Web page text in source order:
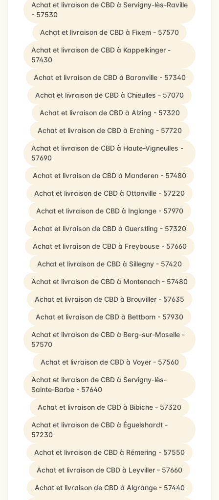
Achat et livraison de CBD à Servigny-lès-Raville
- 57530
Achat et livraison de CBD à Fixem - 57570
Achat et livraison de CBD à Kappelkinger -
57430
Achat et livraison de CBD à Baronville - 57340
Achat et livraison de CBD à Chieulles - 57070
Achat et livraison de CBD à Alzing - 57320
Achat et livraison de CBD à Erching - 57720
Achat et livraison de CBD à Haute-Vigneulles -
57690
Achat et livraison de CBD à Manderen - 57480
Achat et livraison de CBD à Ottonville - 57220
Achat et livraison de CBD à Inglange - 57970
Achat et livraison de CBD à Guerstling - 57320
Achat et livraison de CBD à Freybouse - 57660
Achat et livraison de CBD à Sillegny - 57420
Achat et livraison de CBD à Montenach - 57480
Achat et livraison de CBD à Brouviller - 57635
Achat et livraison de CBD à Bettborn - 57930
Achat et livraison de CBD à Berg-sur-Moselle -
57570
Achat et livraison de CBD à Voyer - 57560
Achat et livraison de CBD à Servigny-lès-
Sainte-Barbe - 57640
Achat et livraison de CBD à Bibiche - 57320
Achat et livraison de CBD à Éguelshardt -
57230
Achat et livraison de CBD à Rémering - 57550
Achat et livraison de CBD à Leyviller - 57660
Achat et livraison de CBD à Algrange - 57440